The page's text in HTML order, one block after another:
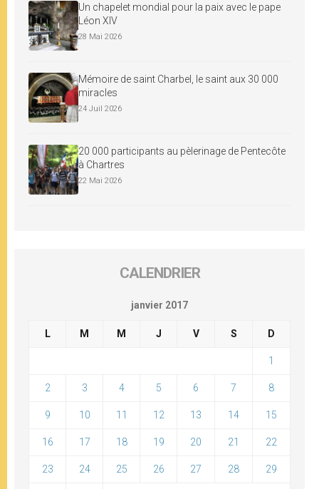
Un chapelet mondial pour la paix avec le pape
Léon XIV
28 Mai 2026
Mémoire de saint Charbel, le saint aux 30 000
miracles
24 Juil 2026
20 000 participants au pèlerinage de Pentecôte
à Chartres
22 Mai 2026
CALENDRIER
janvier 2017
L M M J V S D
1
2 3 4 5 6 7 8
9 10 11 12 13 14 15
16 17 18 19 20 21 22
23 24 25 26 27 28 29